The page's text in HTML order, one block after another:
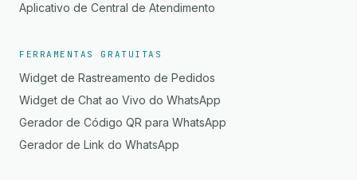
Aplicativo de Central de Atendimento
FERRAMENTAS GRATUITAS
Widget de Rastreamento de Pedidos
Widget de Chat ao Vivo do WhatsApp
Gerador de Código QR para WhatsApp
Gerador de Link do WhatsApp